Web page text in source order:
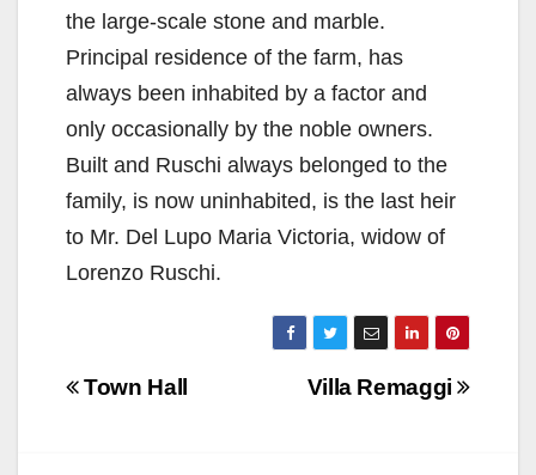
the large-scale stone and marble.
Principal residence of the farm, has
always been inhabited by a factor and
only occasionally by the noble owners.
Built and Ruschi always belonged to the
family, is now uninhabited, is the last heir
to Mr. Del Lupo Maria Victoria, widow of
Lorenzo Ruschi.
Navigazione
Villa Remaggi
Town Hall